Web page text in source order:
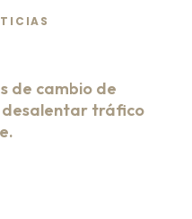
de cambio de
tráfico